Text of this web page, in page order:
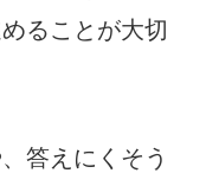
ることが大切
答えにくそう